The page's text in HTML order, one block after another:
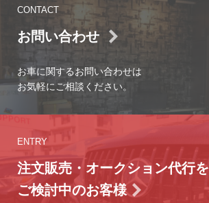
CONTACT
お問い合わせ
お車に関するお問い合わせは
お気軽にご相談ください。
ENTRY
注文販売・オークション代行を
ご検討中のお客様